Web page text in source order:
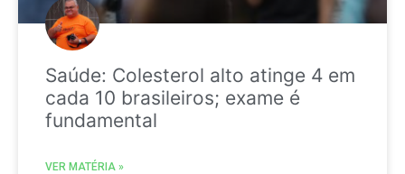
Saúde: Colesterol alto atinge 4 em
cada 10 brasileiros; exame é
fundamental
VER MATÉRIA »